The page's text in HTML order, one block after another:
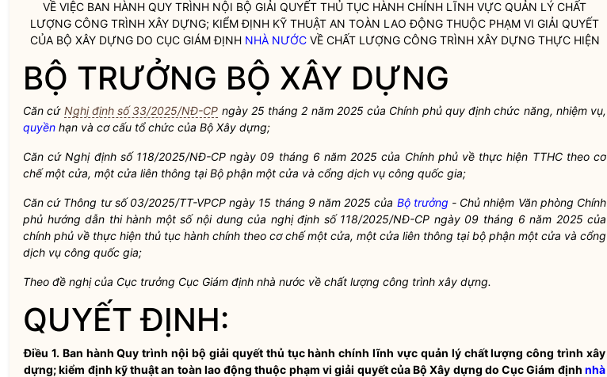
VỀ VIỆC BAN HÀNH QUY TRÌNH NỘI BỘ GIẢI QUYẾT THỦ TỤC HÀNH CHÍNH LĨNH VỰC QUẢN LÝ CHẤT
LƯỢNG CÔNG TRÌNH XÂY DỰNG; KIỂM ĐỊNH KỸ THUẬT AN TOÀN LAO ĐỘNG THUỘC PHẠM VI GIẢI QUYẾT
CỦA BỘ XÂY DỰNG DO CỤC GIÁM ĐỊNH NHÀ NƯỚCVỀ CHẤT LƯỢNG CÔNG TRÌNH XÂY DỰNG THỰC HIỆN
BỘ TRƯỞNG BỘ XÂY DỰNG
Căn cứ Nghị định số 33/2025/NĐ-CP ngày 25 tháng 2 năm 2025 của Chính phủ quy định chức năng, nhiệm vụ,
quyền hạn và cơ cấu tổ chức của Bộ Xây dựng;
Căn cứ Nghị định số 118/2025/NĐ-CP ngày 09 tháng 6 năm 2025 của Chính phủ về thực hiện TTHC theo cơ
chế một cửa, một cửa liên thông tại Bộ phận một cửa và cổng dịch vụ công quốc gia;
Căn cứ Thông tư số 03/2025/TT-VPCP ngày 15 tháng 9 năm 2025 của Bộ trưởng - Chủ nhiệm Văn phòng Chính
phủ hướng dẫn thi hành một số nội dung của nghị định số 118/2025/NĐ-CP ngày 09 tháng 6 năm 2025 của
chính phủ về thực hiện thủ tục hành chính theo cơ chế một cửa, một cửa liên thông tại bộ phận một cửa và cổng
dịch vụ công quốc gia;
Theo đề nghị của Cục trưởng Cục Giám định nhà nước về chất lượng công trình xây dựng.
QUYẾT ĐỊNH:
Điều 1.Ban hành Quy trình nội bộ giải quyết thủ tục hành chính lĩnh vực quản lý chất lượng công trình xây
dựng; kiểm định kỹ thuật an toàn lao động thuộc phạm vi giải quyết của Bộ Xây dựng do Cục Giám định nhà